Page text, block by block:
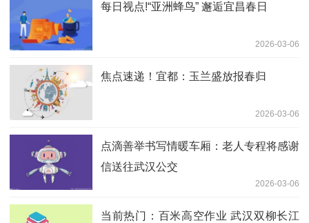
每日视点!“亚洲蜂鸟” 邂逅宜昌春日
2026-03-06
焦点速递！宜都：玉兰盛放报春归
2026-03-06
点滴善举书写情暖车厢：老人专程将感谢
信送往武汉公交
2026-03-06
当前热门：百米高空作业 武汉双柳长江